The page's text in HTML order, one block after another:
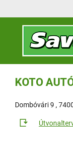
KOTO
Dombóvári 9 ,